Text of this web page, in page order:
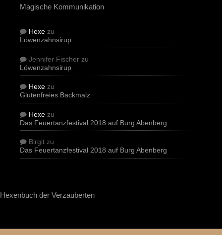
Magische Kommunikation
Hexe zu
Löwenzahnsirup
Jennifer Fischer zu
Löwenzahnsirup
Hexe zu
Glutenfreies Backmalz
Hexe zu
Das Feuertanzfestival 2018 auf Burg Abenberg
Birgit zu
Das Feuertanzfestival 2018 auf Burg Abenberg
Hexenbuch der Verzauberten